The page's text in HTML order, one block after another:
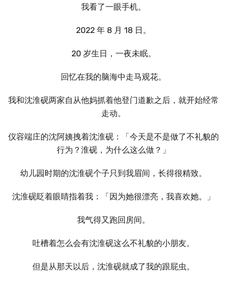
我看了一眼手机。
2022 年 8 月 18 日。
20 岁生日，一夜未眠。
回忆在我的脑海中走马观花。
我和沈淮砚两家自从他妈抓着他登门道歉之后，就开始经常
走动。
仪容端庄的沈阿姨拽着沈淮砚：「今天是不是做了不礼貌的
行为？淮砚，为什么这么做？」
幼儿园时期的沈淮砚个子只到我眉间，长得很精致。
沈淮砚眨着眼睛指着我：「因为她很漂亮，我喜欢她。」
我气得又跑回房间。
吐槽着怎么会有沈淮砚这么不礼貌的小朋友。
但是从那天以后，沈淮砚就成了我的跟屁虫。